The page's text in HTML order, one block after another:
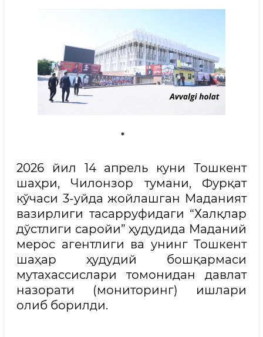
2026 йил 14 апрель куни Тошкент
шаҳри, Чилонзор тумани, Фурқат
кўчаси 3-уйда жойлашган Маданият
вазирлиги тасарруфидаги “Халқлар
дўстлиги саройи” ҳудудида Маданий
мерос агентлиги ва унинг Тошкент
шаҳар ҳудудий бошқармаси
мутахассислари томонидан давлат
назорати (мониторинг) ишлари
олиб борилди.